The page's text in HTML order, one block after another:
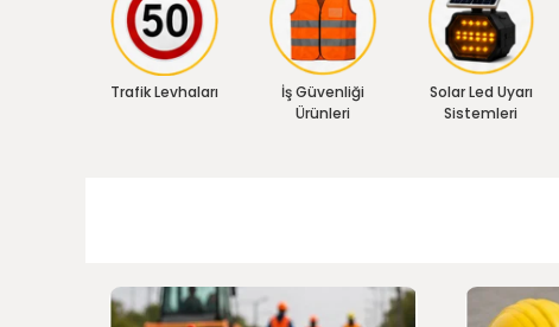
Trafik Levhaları
İş Güvenliği
Ürünleri
Solar Led Uyarı
Sistemleri